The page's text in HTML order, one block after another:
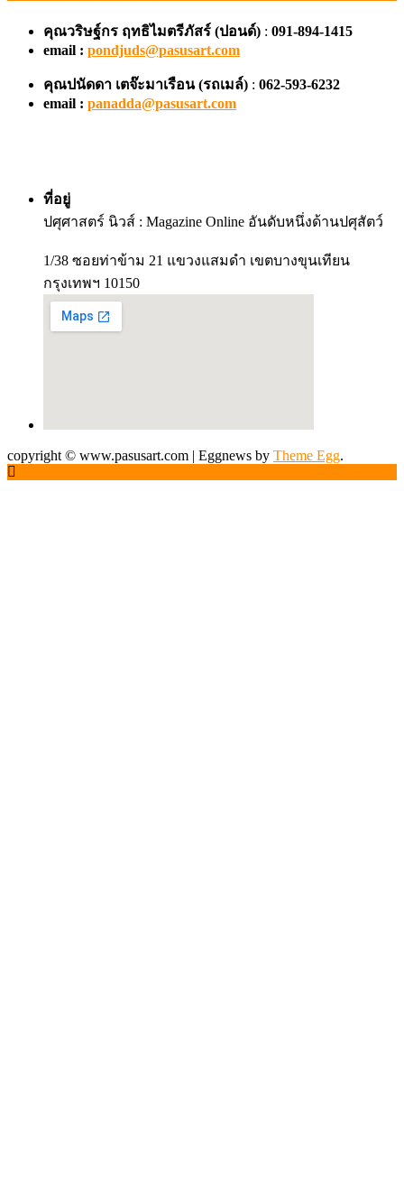
คุณวริษฐ์กร ฤทธิไมตรีภัสร์ (ปอนด์) : 091-894-1415
email : pondjuds@pasusart.com
คุณปนัดดา เตจ๊ะมาเรือน (รถเมล์) : 062-593-6232
email : panadda@pasusart.com
ที่อยู่
ปศุศาสตร์ นิวส์ : Magazine Online อันดับหนึ่งด้านปศุสัตว์
1/38 ซอยท่าข้าม 21 แขวงแสมดำ เขตบางขุนเทียน
กรุงเทพฯ 10150
copyright © www.pasusart.com | Eggnews by Theme Egg.